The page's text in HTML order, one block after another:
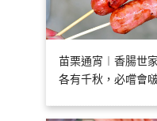
苗栗通宵︱香腸世
各有千秋，必嚐會